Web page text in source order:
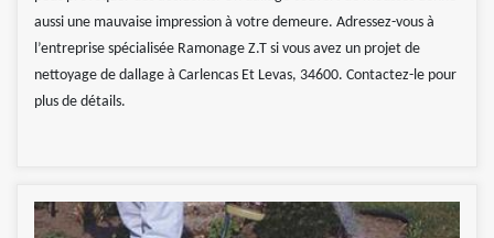
aussi une mauvaise impression à votre demeure. Adressez-vous à
l’entreprise spécialisée Ramonage Z.T si vous avez un projet de
nettoyage de dallage à Carlencas Et Levas, 34600. Contactez-le pour
plus de détails.